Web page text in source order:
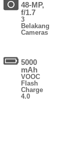
48-MP,
f/1.7
3
Belakang
Cameras
5000
mAh
VOOC
Flash
Charge
4.0